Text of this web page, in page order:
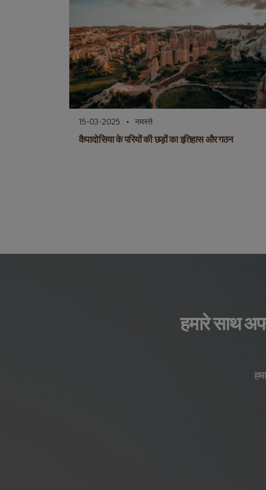
15-03-2025 नमस्ते
कैपादोसिया के परियों की छड़ों का इतिहास और गठन
हमारे साथ